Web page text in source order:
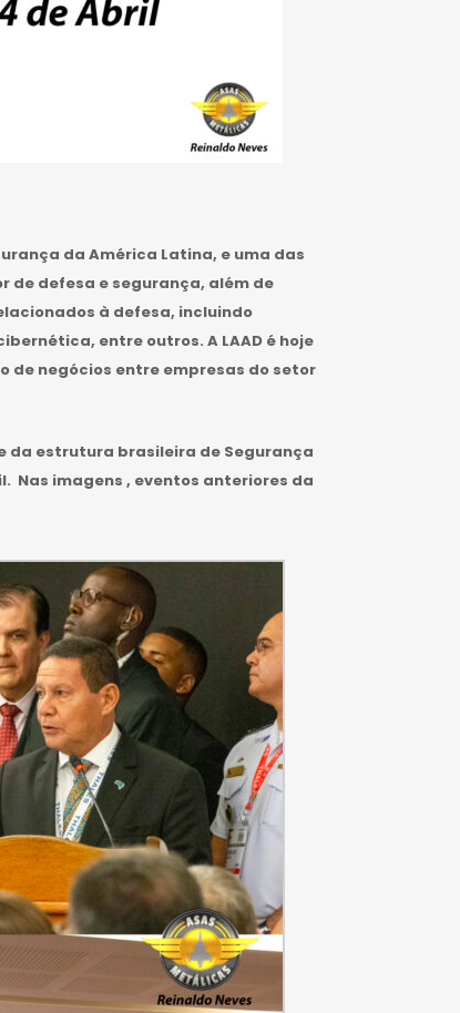
da América Latina, e uma das
de defesa e segurança, além de
à defesa, incluindo
entre outros. A LAAD é hoje
de negócios entre empresas do setor
da estrutura brasileira de Segurança
Nas imagens , eventos anteriores da